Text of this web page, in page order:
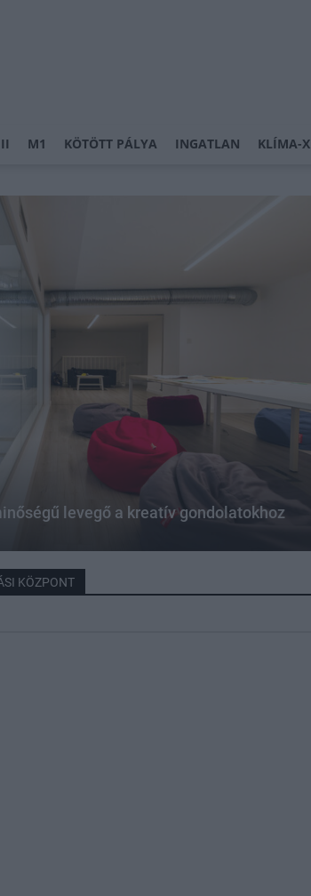
M1 KÖTÖTT PÁLYA INGATLAN KLÍMA-X
levegő a kreatív gondolatokhoz
KÖZPONT